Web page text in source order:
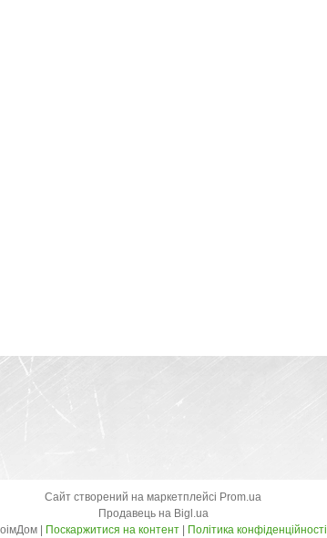
Сайт створений на маркетплейсі Prom.ua
Продавець на Bigl.ua
СтроімДом | Поскаржитися на контент | Політика конфіденційності